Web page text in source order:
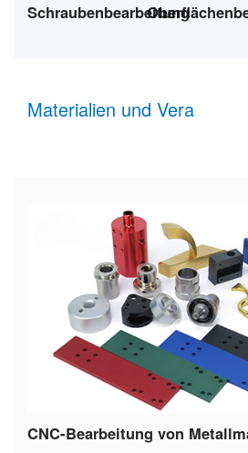
Schraubenbearbeitung
Materialien und Vera
CNC-Bearbeitung von